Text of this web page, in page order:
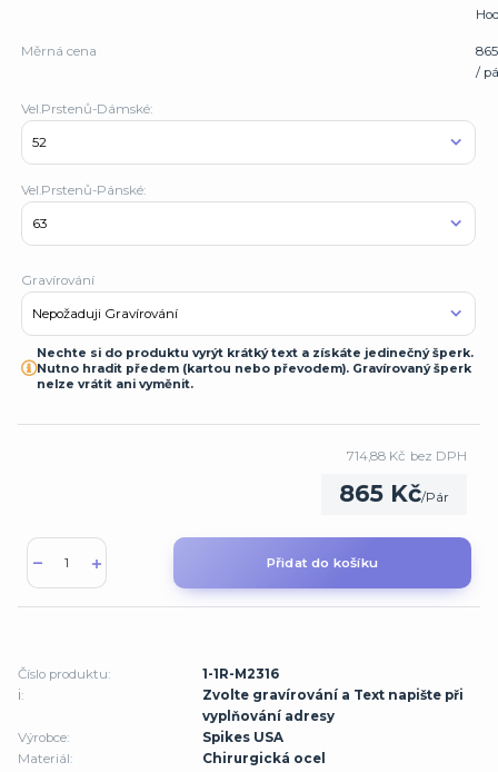
Měrná cena
/
Vel.Prstenů-Dámské:
Vel.Prstenů-Pánské:
Gravírování
Nechte si do produktu vyrýt krátký text a získáte jedinečný šperk.
Nutno hradit předem (kartou nebo převodem). Gravírovaný šperk
nelze vrátit ani vyměnit.
865 Kč/Pár
714,88 Kč bez DPH
Přidat do košíku
Číslo produktu:
1-1R-M2316
ℹ️:
Zvolte gravírování a Text napište při
vyplňování adresy
Výrobce:
Spikes USA
Materiál:
Chirurgická ocel